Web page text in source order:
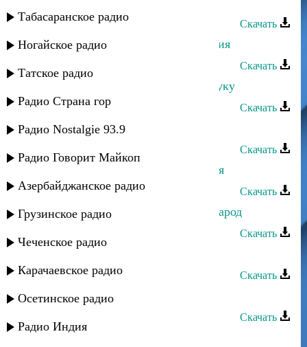
Табасаранское радио
Ногайское радио
Татское радио
Радио Страна гор
Радио Nostalgie 93.9
Радио Говорит Майкоп
Азербайджанское радио
Грузинское радио
Чеченское радио
Карачаевское радио
Осетинское радио
Радио Индия
Скачать
Габибат Буттаева - С днем рождения
Скачать
Габибат Буттаева - Протяни мне руку
Скачать
Габибат Буттаева - Одиночество
Скачать
Габибат Буттаева - Не обижай меня
Скачать
Габибат Буттаева - Мой лакский народ
Скачать
Скачать
Габибат Буттаева - Бусирака
Скачать